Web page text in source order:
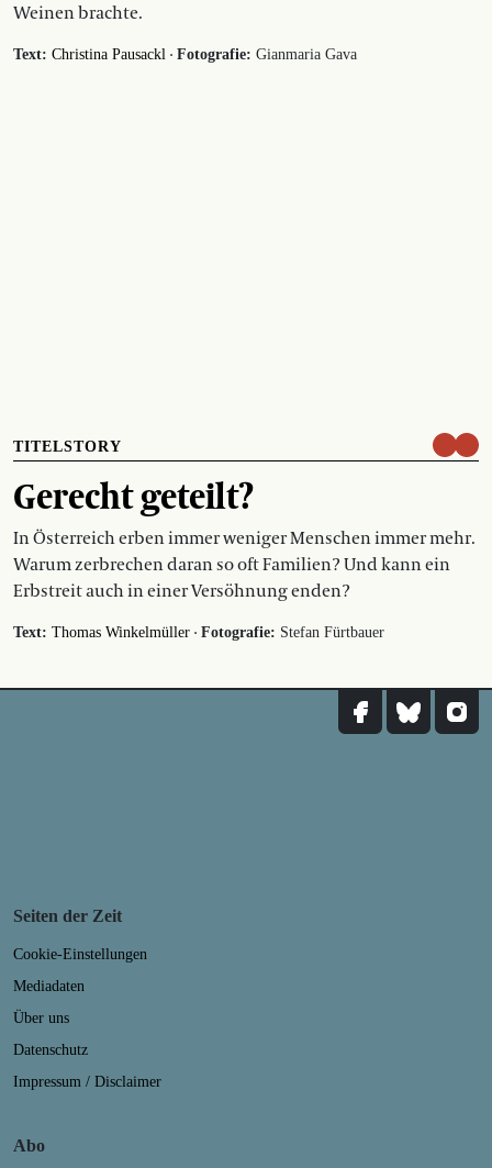
Weinen brachte.
Text: Christina Pausackl · Fotografie: Gianmaria Gava
TITELSTORY
Gerecht geteilt?
In Österreich erben immer weniger Menschen immer mehr.
Warum zerbrechen daran so oft Familien? Und kann ein
Erbstreit auch in einer Versöhnung enden?
Text: Thomas Winkelmüller · Fotografie: Stefan Fürtbauer
Seiten der Zeit
Cookie-Einstellungen
Mediadaten
Über uns
Datenschutz
Impressum / Disclaimer
Abo